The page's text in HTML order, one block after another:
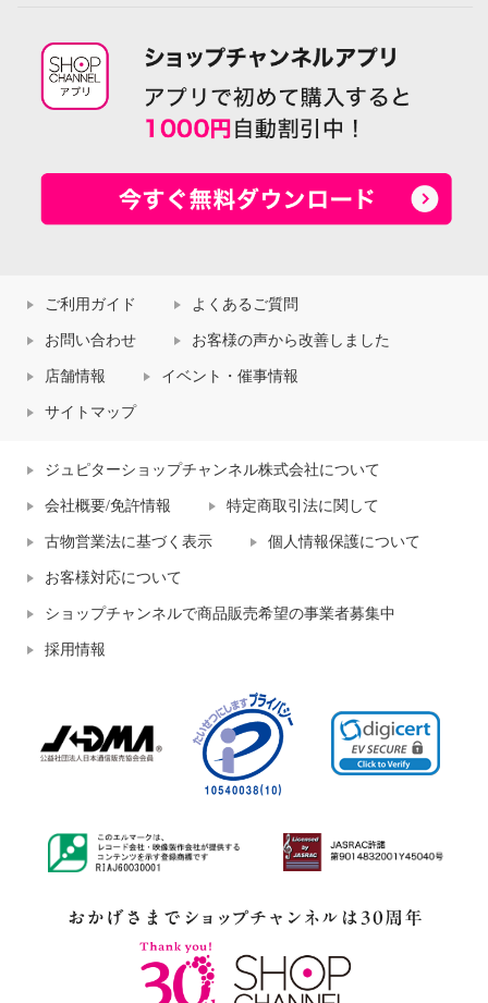
ご利用ガイド よくあるご質問
お問い合わせ お客様の声から改善しました
店舗情報 イベント・催事情報
サイトマップ
ジュピターショップチャンネル株式会社について
会社概要/免許情報 特定商取引法に関して
古物営業法に基づく表示 個人情報保護について
お客様対応について
ショップチャンネルで商品販売希望の事業者募集中
採用情報